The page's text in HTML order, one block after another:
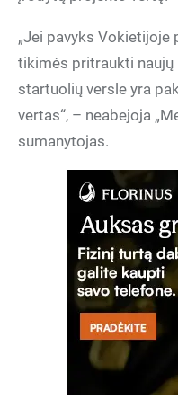
„Jei pavyks
tikimės pritraukti naujų
startuolių versle yra
vertas“, – neabejoja
sumanytojas.